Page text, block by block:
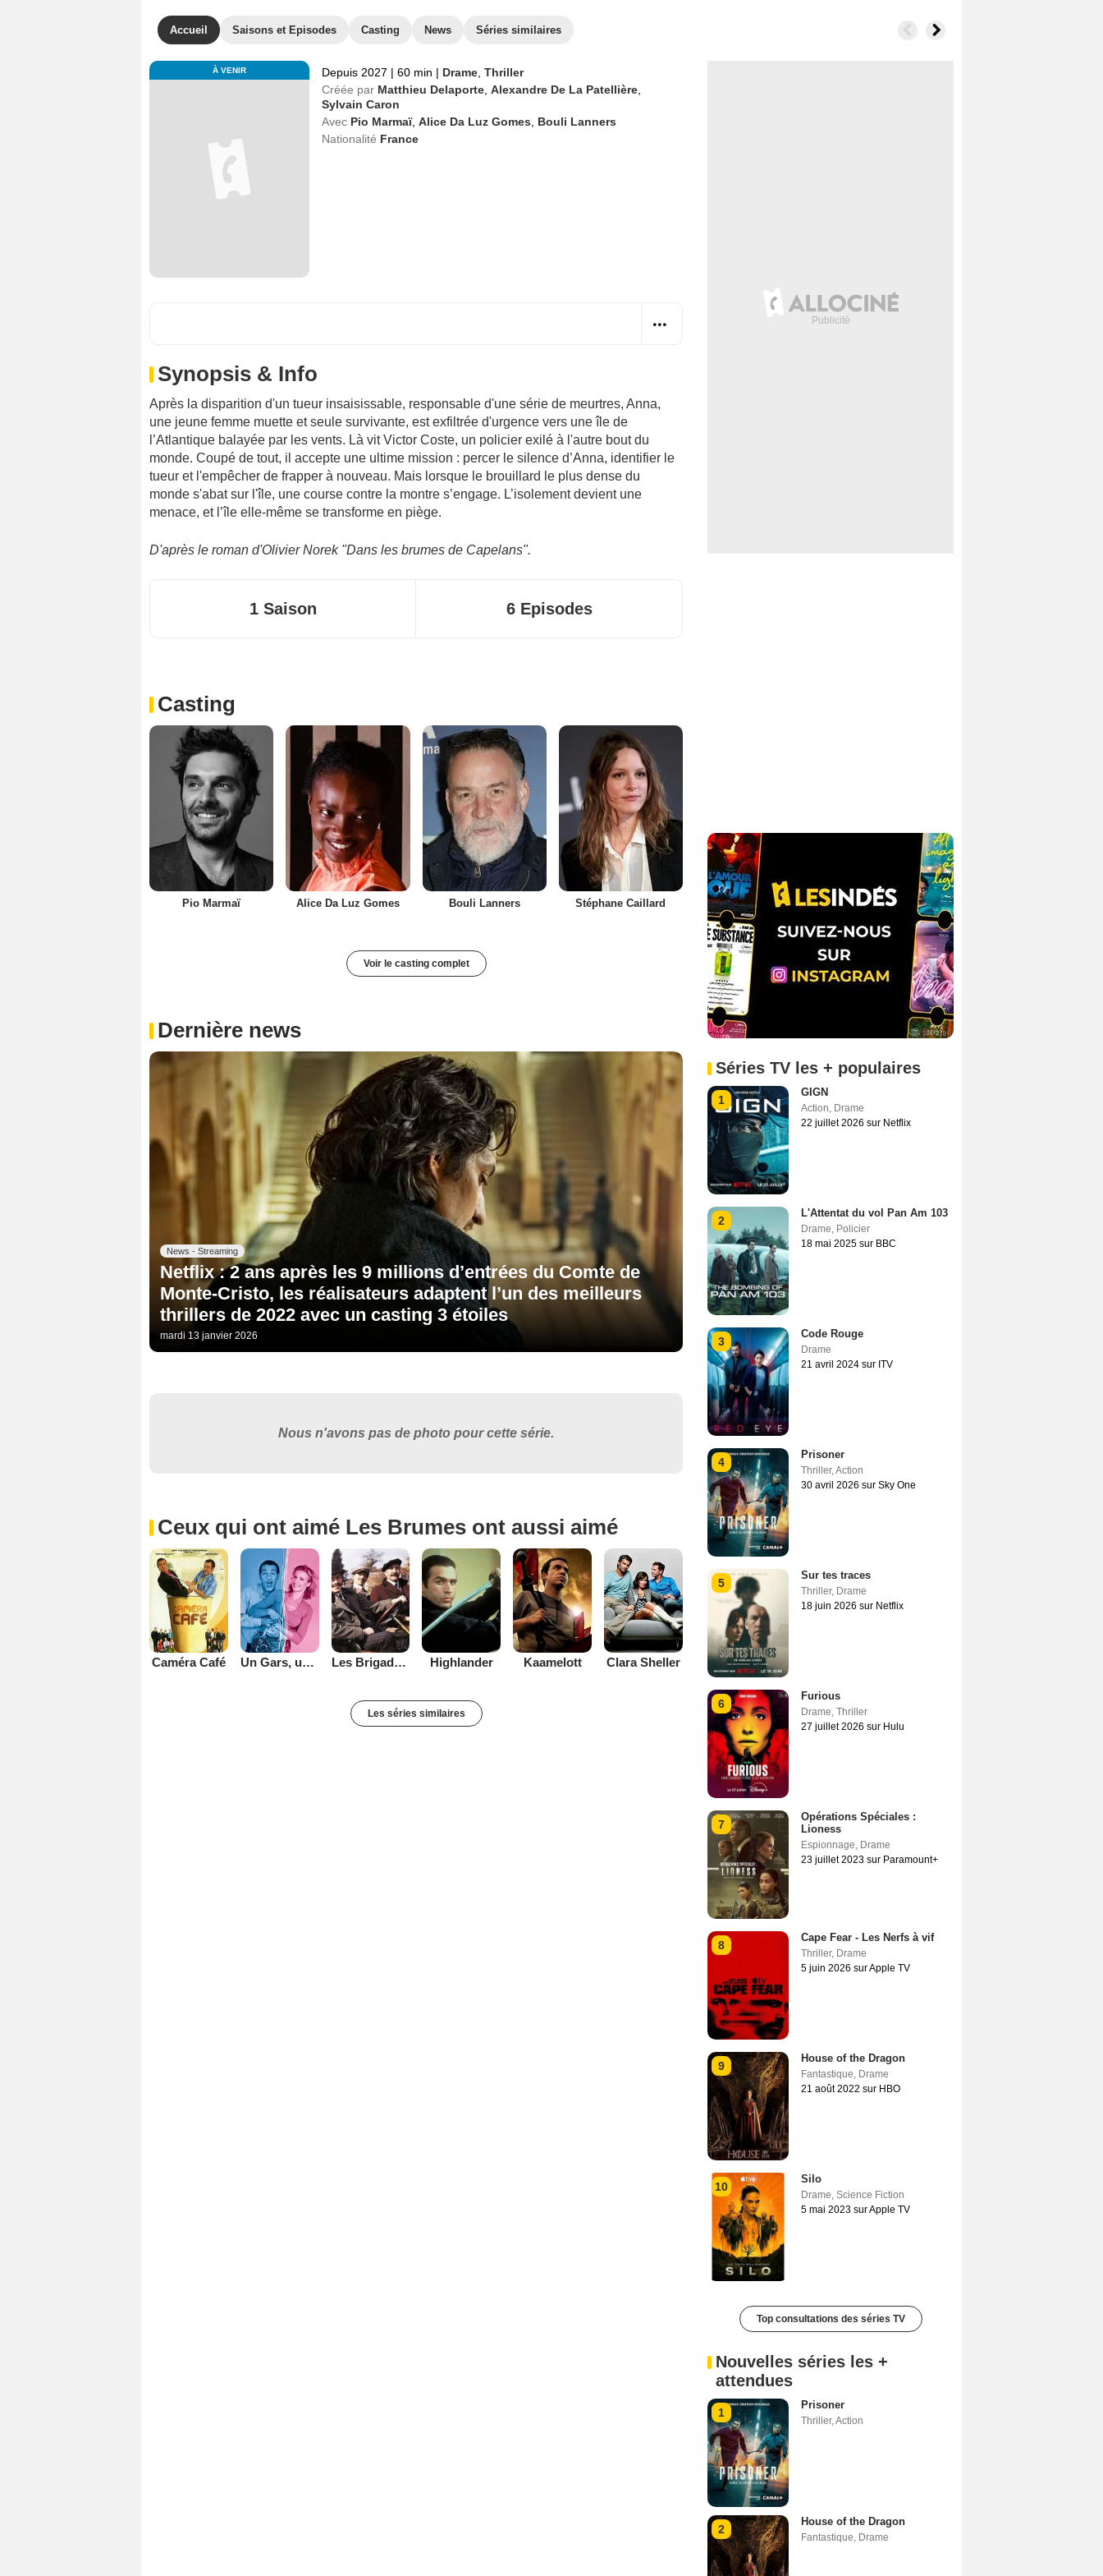
Accueil Saisons et Episodes Casting News Séries similaires
À VENIR Depuis 2027 | 60 min | Drame Thriller
Créée par Matthieu Delaporte Alexandre De La Patellière
Sylvain Caron
Avec Pio Marmaï, Alice Da Luz Gomes
Bouli Lanners
Nationalité France
Synopsis & Info
Après la disparition d'un tueur insaisissable, responsable d'une série de meurtres, Anna,
une jeune femme muette et seule survivante, est exfiltrée d'urgence vers une île de
l’Atlantique balayée par les vents. Là vit Victor Coste, un policier exilé à l'autre bout du
monde. Coupé de tout, il accepte une ultime mission : percer le silence d’Anna, identifier le
tueur et l'empêcher de frapper à nouveau. Mais lorsque le brouillard le plus dense du
monde s'abat sur l'île, une course contre la montre s’engage. L’isolement devient une
menace, et l’île elle-même se transforme en piège.
D'après le roman d'Olivier Norek "Dans les brumes de Capelans".
1 Saison 6 Episodes
Casting
Pio Marmaï Alice Da Luz Gomes Bouli Lanners Stéphane Caillard
Voir le casting complet
Dernière news
News - Streaming
Netflix : 2 ans après les 9 millions d’entrées du Comte de
Monte-Cristo, les réalisateurs adaptent l’un des meilleurs
thrillers de 2022 avec un casting 3 étoiles
mardi 13 janvier 2026
Nous n'avons pas de photo pour cette série.
Ceux qui ont aimé Les Brumes ont aussi aimé
Caméra Café Un Gars, une Fille Les Brigades du Tigre Highlander Kaamelott Clara Sheller
Les séries similaires
Séries TV les + populaires
1
GIGN
Action, Drame
22 juillet 2026 sur Netflix
2
L'Attentat du vol Pan Am 103
Drame, Policier
18 mai 2025 sur BBC
3
Code Rouge
Drame
21 avril 2024 sur ITV
4
Prisoner
Thriller,Action
30 avril 2026 sur Sky One
5
Sur tes traces
Thriller, Drame
18 juin 2026 sur Netflix
6
Furious
Drame, Thriller
27 juillet 2026 sur Hulu
7
Opérations Spéciales :
Lioness
Espionnage, Drame
23 juillet 2023 sur Paramount+
8
Cape Fear - Les Nerfs à vif
Thriller, Drame
5 juin 2026 sur Apple TV
9
House of the Dragon
Fantastique, Drame
21 août 2022 sur HBO
10
Silo
Drame, Science Fiction
5 mai 2023 sur Apple TV
Top consultations des séries TV
Nouvelles séries les +
attendues
1
Prisoner
Thriller,Action
2
House of the Dragon
Fantastique, Drame